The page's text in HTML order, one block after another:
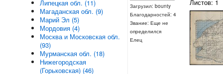
Загрузил: bounty
Благодарностей: 4
Звание: Еще не
определился
Елец
Листов: 1
Липецкая обл. (11)
Магаданская обл. (9)
Марий Эл (5)
Мордовия (4)
Москва и Московская обл.
(93)
Мурманская обл. (18)
Нижегородская
(Горьковская) (46)